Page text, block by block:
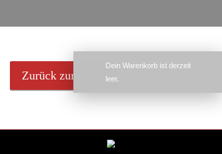
Dein Warenkorb ist derzeit
leer.
Zurück zum Shop